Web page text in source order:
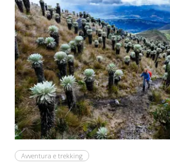
Avventura e trekking